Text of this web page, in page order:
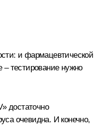
и фармацевтической
тестирование нужно
достаточно
очевидна. И конечно,